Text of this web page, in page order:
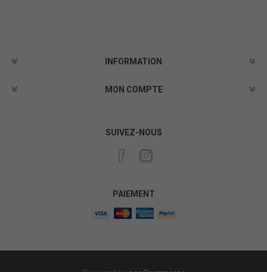
INFORMATION
MON COMPTE
SUIVEZ-NOUS
PAIEMENT